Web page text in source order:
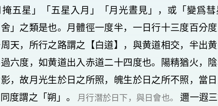
五星」「五星入月」「月光晝見」，或「變爲
」之類是也。月體徑一度半，一日行十三度百分
天，所行之路謂之【白道】，與黄道相交，半出
六度，如黄道出入赤道二十四度也。陽精猶火，
，故月光生於日之所照，魄生於日之所不照，當
度謂之「朔」。
月行潛於日下，與日會也。 邇一遐